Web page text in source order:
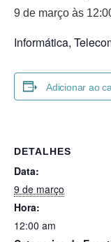
9 de março às
Informática,
Adicionar ao
DETALHES
Data:
9 de março
Hora:
12:00 am